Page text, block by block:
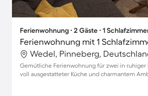
Ferienwohnung ∙ 2 Gäste ∙ 1
Wedel, Pinneberg,
Gemütliche Ferienwohnung für zwei in ruhiger
voll ausgestatteter Küche und charmantem